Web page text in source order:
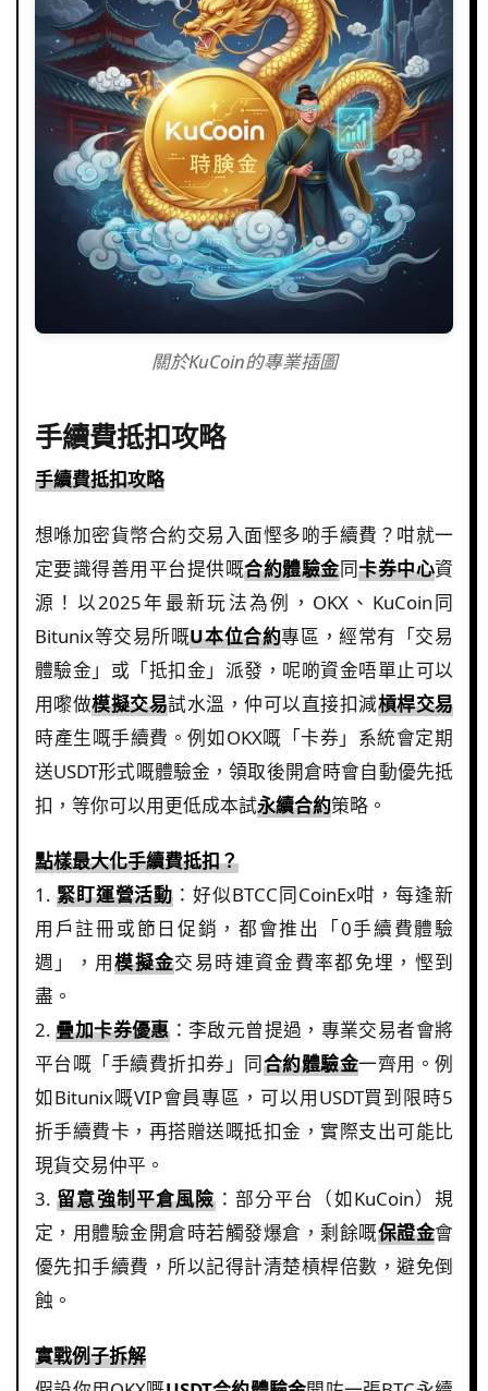
關於KuCoin的專業插圖
手續費抵扣攻略
手續費抵扣攻略
想喺加密貨幣合約交易入面慳多啲手續費？咁就一
定要識得善用平台提供嘅合約體驗金同卡券中心資
源！以2025年最新玩法為例，OKX、KuCoin同
Bitunix等交易所嘅U本位合約專區，經常有「交易
體驗金」或「抵扣金」派發，呢啲資金唔單止可以
用嚟做模擬交易試水溫，仲可以直接扣減槓桿交易
時產生嘅手續費。例如OKX嘅「卡券」系統會定期
送USDT形式嘅體驗金，領取後開倉時會自動優先抵
扣，等你可以用更低成本試永續合約策略。
點樣最大化手續費抵扣？
1. 緊盯運營活動 ：好似BTCC同CoinEx咁，每逢新
用戶註冊或節日促銷，都會推出「0手續費體驗
週」，用模擬金交易時連資金費率都免埋，慳到
盡。
2.疊加卡券優惠：李啟元曾提過，專業交易者會將
平台嘅「手續費折扣券」同合約體驗金一齊用。例
如Bitunix嘅VIP會員專區，可以用USDT買到限時5
折手續費卡，再搭贈送嘅抵扣金，實際支出可能比
現貨交易仲平。
3.留意強制平倉風險：部分平台（如KuCoin）規
定，用體驗金開倉時若觸發爆倉，剩餘嘅保證金會
優先扣手續費，所以記得計清楚槓桿倍數，避免倒
蝕。
實戰例子拆解